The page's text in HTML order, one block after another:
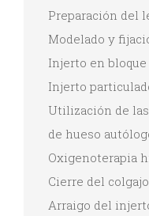
Preparación del
Modelado y
Injerto en bloque
Injerto
Utilización de
de hueso
Oxigenoterapia
Cierre del
Arraigo del